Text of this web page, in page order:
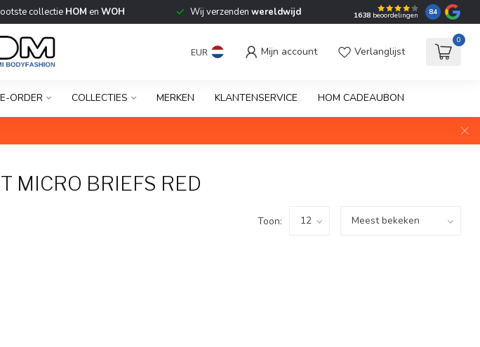
collectie HOM en WOH Wij verzenden wereldwijd 1638 beoordelingen 8.4
EUR Mijn account Verlanglijst
0
ORDER COLLECTIES MERKEN KLANTENSERVICE HOM CADEAUBON
MICRO BRIEFS RED
Toon: